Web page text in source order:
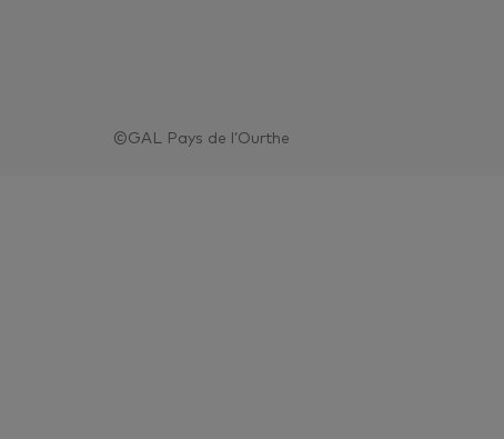
appareil
À capacité
©GAL Pays de l’Ourthe